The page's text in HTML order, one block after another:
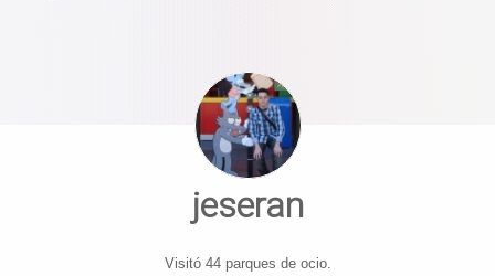
jeseran
Visitó 44 parques de ocio.